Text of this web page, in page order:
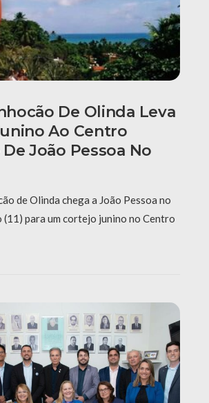
De Olinda Leva
Ao Centro
João Pessoa No
de Olinda chega a João Pessoa no
(11) para um cortejo junino no Centro